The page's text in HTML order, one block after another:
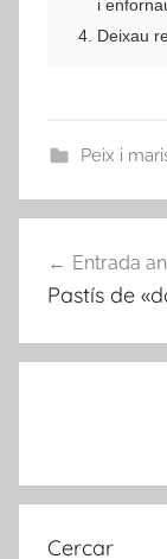
i
Deixau
Peix i
Entrada
Pastís de
Cercar